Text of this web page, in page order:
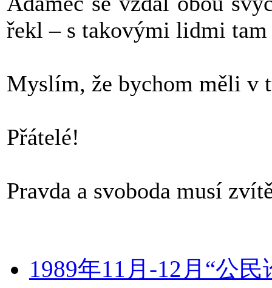
řekl – s takovými lidmi tam
Myslím, že bychom měli v
Přátelé!
Pravda a svoboda musí
1989年11月-12月“公